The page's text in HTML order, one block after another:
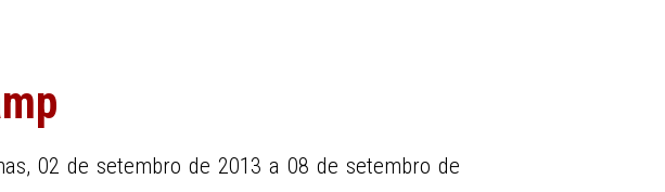
02 de setembro de 2013 a 08 de setembro de